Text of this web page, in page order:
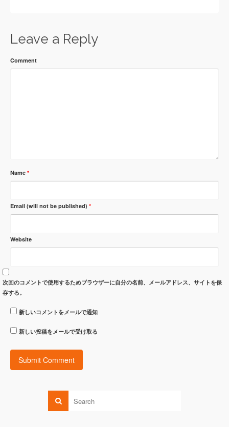
Leave a Reply
Comment
Name *
Email (will not be published) *
Website
次回のコメントで使用するためブラウザーに自分の名前、メールアドレス、サイトを保
存する。
新しいコメントをメールで通知
新しい投稿をメールで受け取る